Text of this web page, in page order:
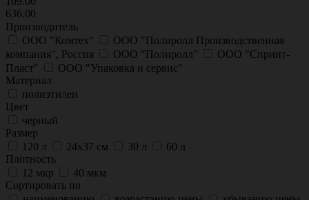
636.00
Производитель
ООО "Комтех"
ООО "Полиролл Производственная
компания", Россия
ООО "Полиролл"
ООО "Спринт-
Пласт"
ООО "Упаковка и сервис"
Материал
полиэтилен
Цвет
черный
Размер
120 л
24х37 см 30 л
60 л
Плотность
12 мкр
40 мкм
Сортировать по